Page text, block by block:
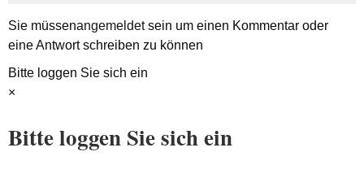
Sie müssenangemeldetsein um einen Kommentar oder
eine Antwort schreiben zu können
Bitte loggen Sie sich ein
×
Bitte loggen Sie sich ein